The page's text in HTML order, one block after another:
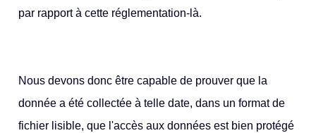
par rapport à cette réglementation-là.
Nous devons donc être capable de prouver que la
donnée a été collectée à telle date, dans un format de
fichier lisible, que l'accès aux données est bien protégé